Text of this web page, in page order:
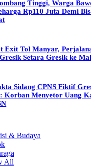
Tinggi, Warga
Rp110 Juta Demi
Exit Tol Manyar,
Setara Gresik ke
Sidang CPNS Fiktif
Korban Menyetor Uang
& Budaya
All